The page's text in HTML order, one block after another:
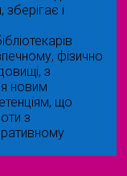
зберігає і
фізично
з
новим
що
з